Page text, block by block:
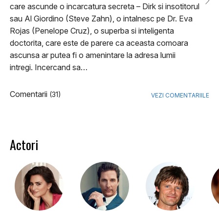
care ascunde o incarcatura secreta – Dirk si insotitorul
sau Al Giordino (Steve Zahn), o intalnesc pe Dr. Eva
Rojas (Penelope Cruz), o superba si inteligenta
doctorita, care este de parere ca aceasta comoara
ascunsa ar putea fi o amenintare la adresa lumii
intregi. Incercand sa…
Comentarii (31) VEZI COMENTARIILE
Actori